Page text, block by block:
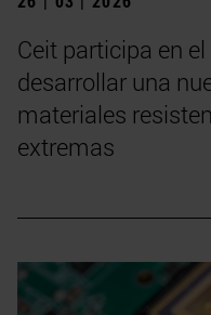
Ceit participa en
desarrollar una
materiales
extremas